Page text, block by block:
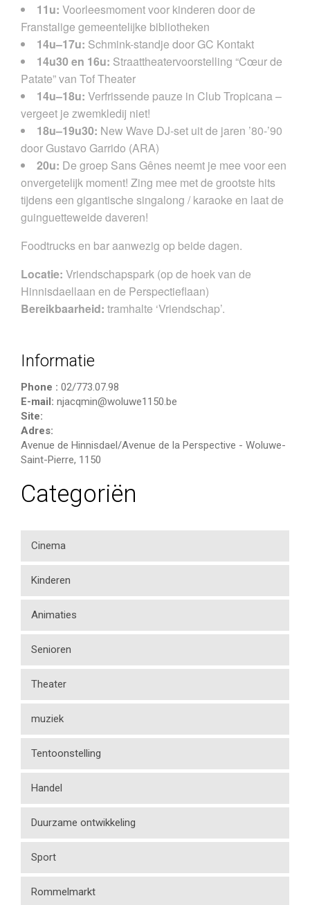
11u: Voorleesmoment voor kinderen door de
Franstalige gemeentelijke bibliotheken
14u–17u: Schmink-standje door GC Kontakt
14u30 en 16u: Straattheatervoorstelling “Cœur de
Patate” van Tof Theater
14u–18u: Verfrissende pauze in Club Tropicana –
vergeet je zwemkledij niet!
18u–19u30: New Wave DJ-set uit de jaren ’80-’90
door Gustavo Garrido (ARA)
20u: De groep Sans Gênes neemt je mee voor een
onvergetelijk moment! Zing mee met de grootste hits
tijdens een gigantische singalong / karaoke en laat de
guinguetteweide daveren!
Foodtrucks en bar aanwezig op beide dagen.
Locatie: Vriendschapspark (op de hoek van de
Hinnisdaellaan en de Perspectieflaan)
Bereikbaarheid: tramhalte ‘Vriendschap’.
Informatie
Phone : 02/773.07.98
E-mail: njacqmin@woluwe1150.be
Site:
Adres:
Avenue de Hinnisdael/Avenue de la Perspective - Woluwe-
Saint-Pierre, 1150
Categoriën
Cinema
Kinderen
Animaties
Senioren
Theater
muziek
Tentoonstelling
Handel
Duurzame ontwikkeling
Sport
Rommelmarkt